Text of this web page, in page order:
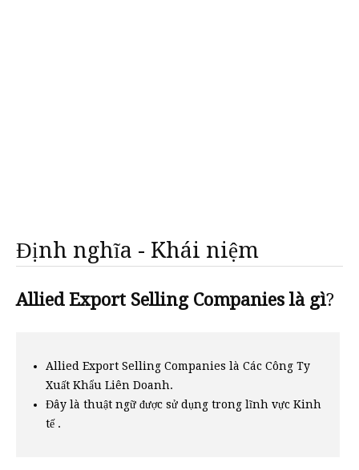
Định nghĩa - Khái niệm
Allied Export Selling Companies là gì?
Allied Export Selling Companies là Các Công Ty
Xuất Khẩu Liên Doanh.
Đây là thuật ngữ được sử dụng trong lĩnh vực Kinh
tế .